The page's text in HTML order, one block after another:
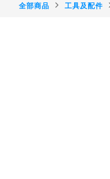
全部商品 工具及配件